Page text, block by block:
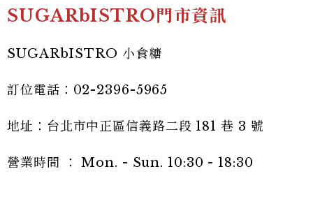
SUGARbISTRO門市資訊
SUGARbISTRO 小食糖
訂位電話：02-2396-5965
地址：台北市中正區信義路二段 181 巷 3 號
營業時間 ： Mon. - Sun. 10:30 - 18:30